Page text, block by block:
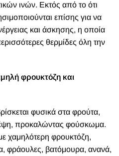
ινών. Εκτός από το ότι
επίσης για να
και άσκησης, η οποία
θερμίδες όλη την
φρουκτόζη και
φυσικά στα φρούτα,
προκαλώντας φούσκωμα.
χαμηλότερη φρουκτόζη,
φράουλες, βατόμουρα, ανανά,